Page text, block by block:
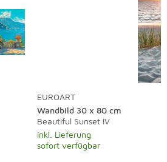
EUROART
Wandbild 30 x 80 cm
Beautiful Sunset IV
inkl. Lieferung
sofort verfügbar